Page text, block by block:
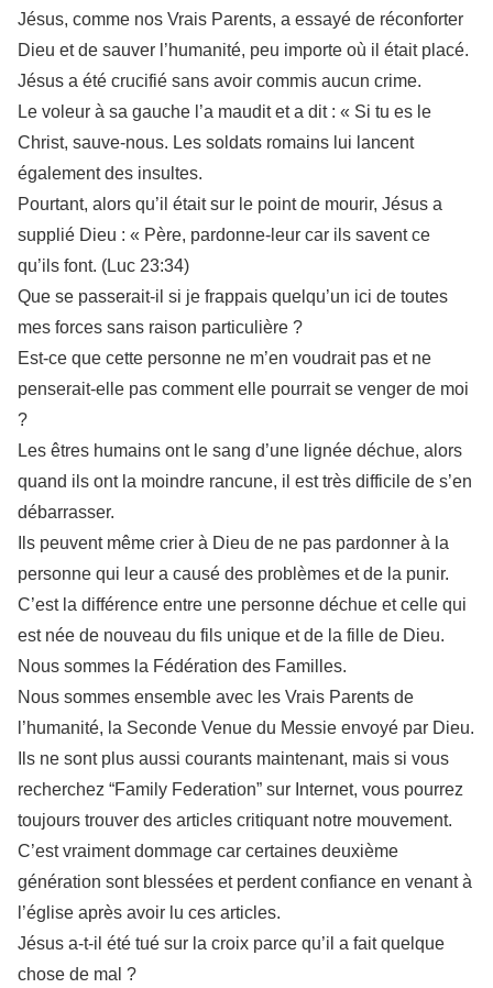
Jésus, comme nos Vrais Parents, a essayé de réconforter
Dieu et de sauver l’humanité, peu importe où il était placé.
Jésus a été crucifié sans avoir commis aucun crime.
Le voleur à sa gauche l’a maudit et a dit : « Si tu es le
Christ, sauve-nous. Les soldats romains lui lancent
également des insultes.
Pourtant, alors qu’il était sur le point de mourir, Jésus a
supplié Dieu : « Père, pardonne-leur car ils savent ce
qu’ils font. (Luc 23:34)
Que se passerait-il si je frappais quelqu’un ici de toutes
mes forces sans raison particulière ?
Est-ce que cette personne ne m’en voudrait pas et ne
penserait-elle pas comment elle pourrait se venger de moi
?
Les êtres humains ont le sang d’une lignée déchue, alors
quand ils ont la moindre rancune, il est très difficile de s’en
débarrasser.
Ils peuvent même crier à Dieu de ne pas pardonner à la
personne qui leur a causé des problèmes et de la punir.
C’est la différence entre une personne déchue et celle qui
est née de nouveau du fils unique et de la fille de Dieu.
Nous sommes la Fédération des Familles.
Nous sommes ensemble avec les Vrais Parents de
l’humanité, la Seconde Venue du Messie envoyé par Dieu.
Ils ne sont plus aussi courants maintenant, mais si vous
recherchez “Family Federation” sur Internet, vous pourrez
toujours trouver des articles critiquant notre mouvement.
C’est vraiment dommage car certaines deuxième
génération sont blessées et perdent confiance en venant à
l’église après avoir lu ces articles.
Jésus a-t-il été tué sur la croix parce qu’il a fait quelque
chose de mal ?